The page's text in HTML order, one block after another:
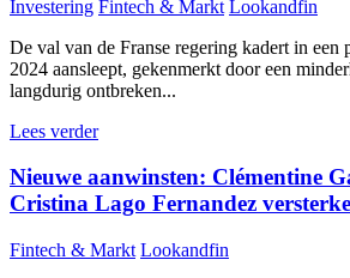
Investering Fintech & Markt Lookandfin
De val van de Franse regering kadert in een
2024 aansleept, gekenmerkt door een
langdurig ontbreken...
Lees verder
Nieuwe aanwinsten: Clémentine
Cristina Lago Fernandez
Fintech & Markt Lookandfin